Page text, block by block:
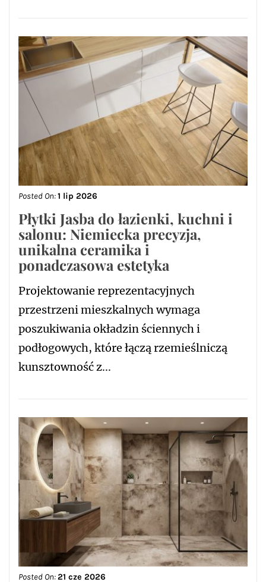
Posted On:1 lip 2026
Płytki Jasba do łazienki, kuchni i
salonu: Niemiecka precyzja,
unikalna ceramika i
ponadczasowa estetyka
Projektowanie reprezentacyjnych
przestrzeni mieszkalnych wymaga
poszukiwania okładzin ściennych i
podłogowych, które łączą rzemieślniczą
kunsztowność z...
Posted On:21 cze 2026